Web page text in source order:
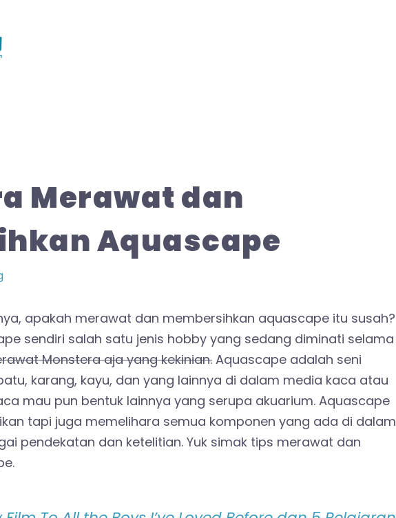
Merawat dan
Aquascape
apakah merawat dan membersihkan aquascape itu susah?
sendiri salah satu jenis hobby yang sedang diminati selama
Monstera aja yang kekinian. Aquascape adalah seni
karang, kayu, dan yang lainnya di dalam media kaca atau
mau pun bentuk lainnya yang serupa akuarium. Aquascape
tapi juga memelihara semua komponen yang ada di dalam
pendekatan dan ketelitian. Yuk simak tips merawat dan